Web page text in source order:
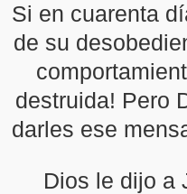
Si en cuarenta
de su
destruida! Pero
darles ese
Dios le dijo a